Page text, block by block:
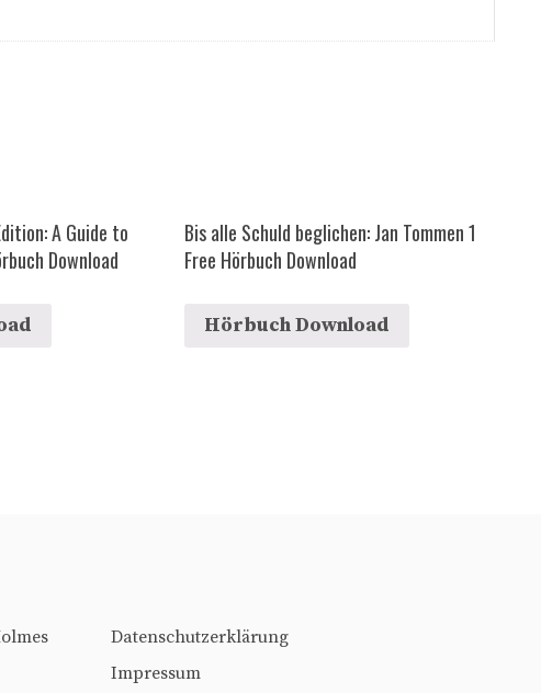
A Guide to
Download
Bis alle Schuld beglichen: Jan Tommen 1
Free Hörbuch Download
Hörbuch Download
Datenschutzerklärung
Impressum